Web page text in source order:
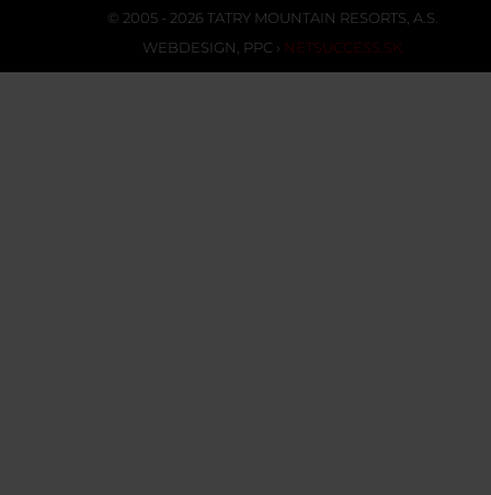
© 2005 - 2026 TATRY MOUNTAIN RESORTS, A.S.
WEBDESIGN PPC › NETSUCCESS.SK